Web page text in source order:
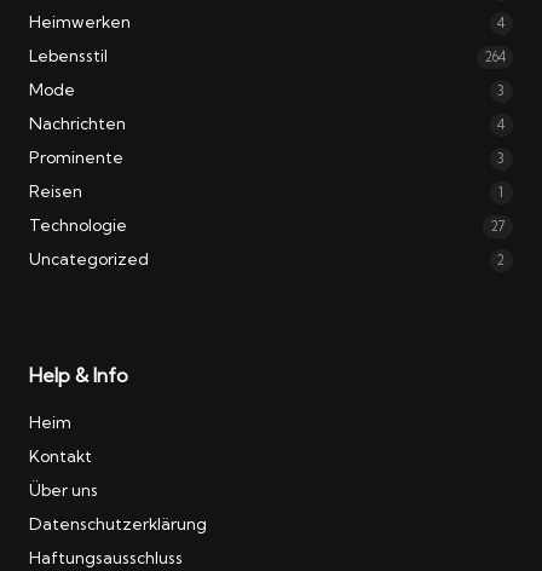
Heimwerken 4
Lebensstil 264
Mode 3
Nachrichten 4
Prominente 3
Reisen 1
Technologie 27
Uncategorized 2
Help & Info
Heim
Kontakt
Über uns
Datenschutzerklärung
Haftungsausschluss